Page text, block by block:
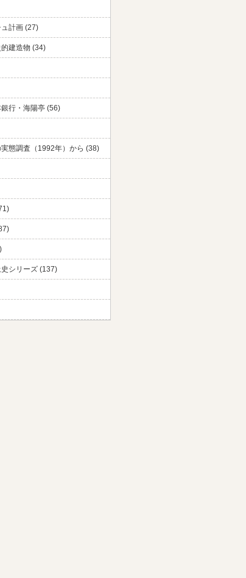
計画 (27)
建造物 (34)
行・海陽亭 (56)
態調査（1992年）から (38)
シリーズ (137)